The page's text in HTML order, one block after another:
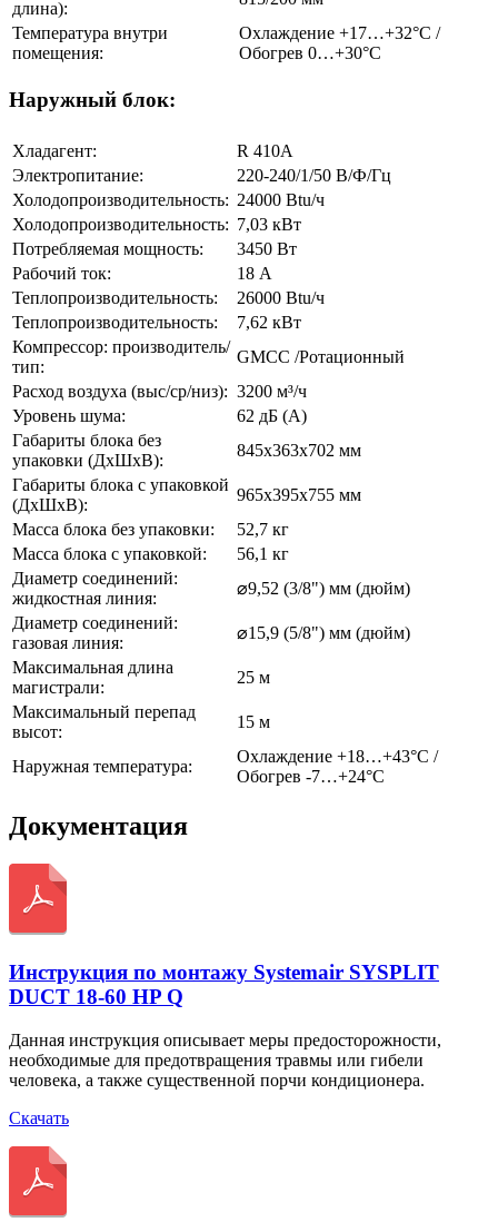
длина):
Температура внутри
помещения:
Охлаждение +17…+32°С /
Обогрев 0…+30°С
Наружный блок:
Хладагент:
R 410A
Электропитание:
220-240/1/50 В/Ф/Гц
Холодопроизводительность: 24000 Btu/ч
Холодопроизводительность: 7,03 кВт
Потребляемая мощность:
3450 Вт
Рабочий ток:
18 А
Теплопроизводительность:
26000 Btu/ч
Теплопроизводительность:
7,62 кВт
Компрессор: производитель/
тип:
GMCC /Ротационный
Расход воздуха (выс/ср/низ): 3200 м³/ч
Уровень шума:
62 дБ (А)
Габариты блока без
упаковки (ДхШхВ):
845x363x702 мм
Габариты блока с упаковкой
(ДхШхВ):
965x395x755 мм
Масса блока без упаковки:
52,7 кг
Масса блока с упаковкой:
56,1 кг
Диаметр соединений:
жидкостная линия:
⌀9,52 (3/8") мм (дюйм)
Диаметр соединений:
газовая линия:
⌀15,9 (5/8") мм (дюйм)
Максимальная длина
магистрали:
25 м
Максимальный перепад
высот:
15 м
Наружная температура:
Охлаждение +18…+43°С /
Обогрев -7…+24°С
Документация
Инструкция по монтажу Systemair SYSPLIT
DUCT 18-60 HP Q
Данная инструкция описывает меры предосторожности,
необходимые для предотвращения травмы или гибели
человека, а также существенной порчи кондиционера.
Скачать